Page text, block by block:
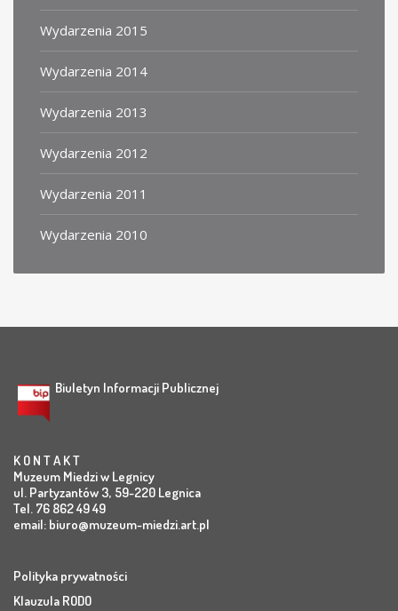
Wydarzenia 2015
Wydarzenia 2014
Wydarzenia 2013
Wydarzenia 2012
Wydarzenia 2011
Wydarzenia 2010
Biuletyn Informacji Publicznej
K O N T A K T
Muzeum Miedzi w Legnicy
ul. Partyzantów 3, 59-220 Legnica
Tel. 76 862 49 49
email: biuro@muzeum-miedzi.art.pl
Polityka prywatności
Klauzula RODO